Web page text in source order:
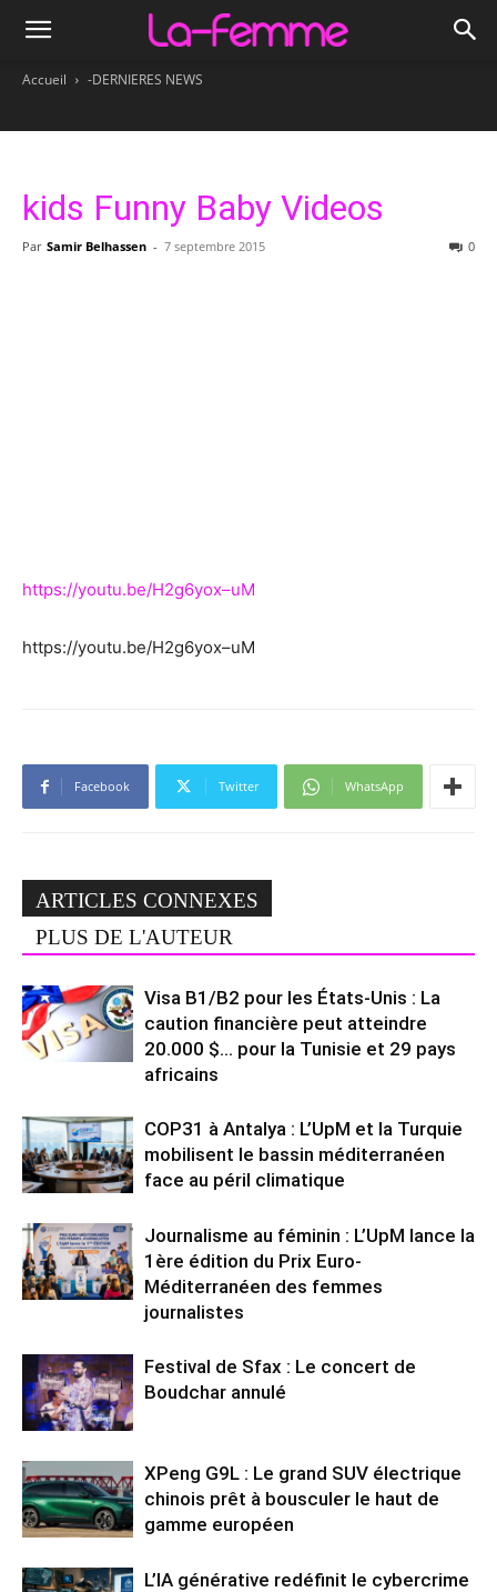
Accueil -DERNIERES NEWS
kids Funny Baby Videos
Par Samir Belhassen - 7 septembre 2015 0
https://youtu.be/H2g6yox–uM
https://youtu.be/H2g6yox–uM
Facebook Twitter WhatsApp
ARTICLES CONNEXES
PLUS DE L'AUTEUR
Visa B1/B2 pour les États-Unis : La
caution financière peut atteindre
20.000 $… pour la Tunisie et 29 pays
africains
COP31 à Antalya : L’UpM et la Turquie
mobilisent le bassin méditerranéen
face au péril climatique
Journalisme au féminin : L’UpM lance la
1ère édition du Prix Euro-
Méditerranéen des femmes
journalistes
Festival de Sfax : Le concert de
Boudchar annulé
XPeng G9L : Le grand SUV électrique
chinois prêt à bousculer le haut de
gamme européen
L’IA générative redéfinit le cybercrime